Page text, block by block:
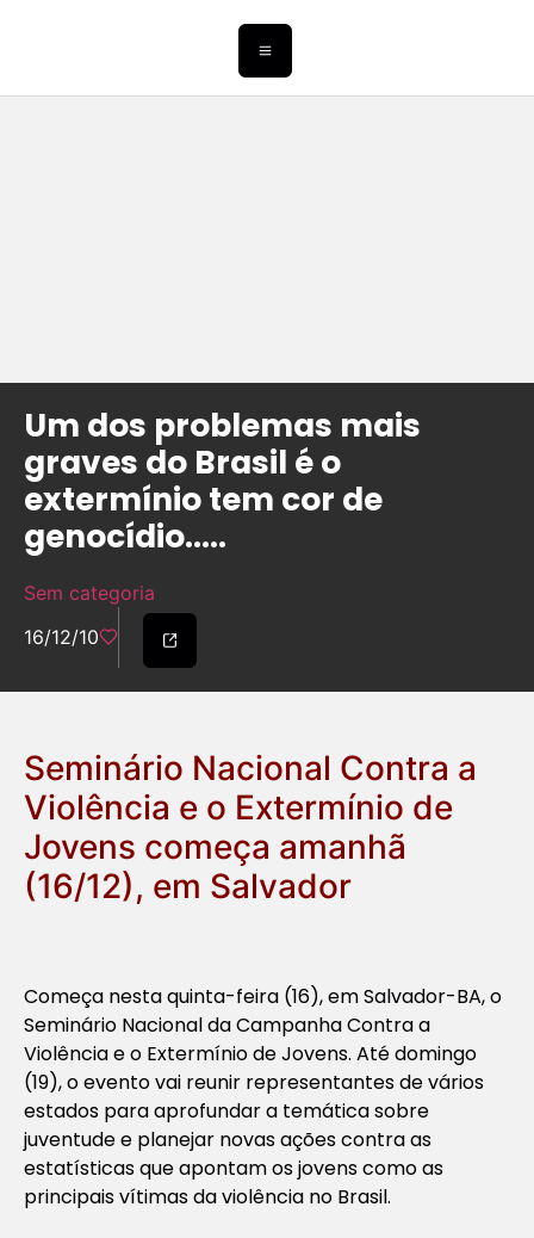
Um dos problemas mais
graves do Brasil é o
extermínio tem cor de
genocídio…..
Sem categoria
16/12/10
Seminário Nacional Contra a
Violência e o Extermínio de
Jovens começa amanhã
(16/12), em Salvador
Começa nesta quinta-feira (16), em Salvador-BA, o
Seminário Nacional da Campanha Contra a
Violência e o Extermínio de Jovens. Até domingo
(19), o evento vai reunir representantes de vários
estados para aprofundar a temática sobre
juventude e planejar novas ações contra as
estatísticas que apontam os jovens como as
principais vítimas da violência no Brasil.